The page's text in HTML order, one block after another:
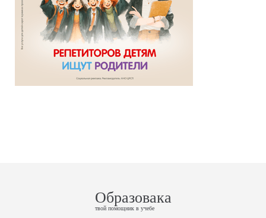
Образовака
твой помощник в учебе